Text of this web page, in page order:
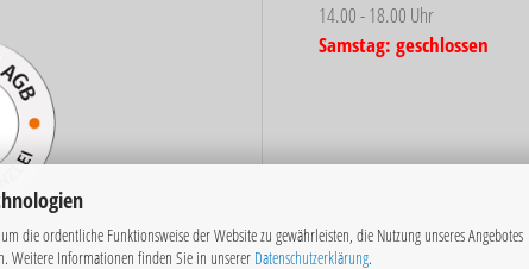
die ordentliche Funktionsweise der Website zu gewährleisten, die Nutzung unseres Angebotes
Weitere Informationen finden Sie in unserer Datenschutzerklärung.
14.00 - 18.00 Uhr
Samstag: geschlossen